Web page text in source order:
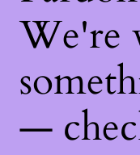
We're
—